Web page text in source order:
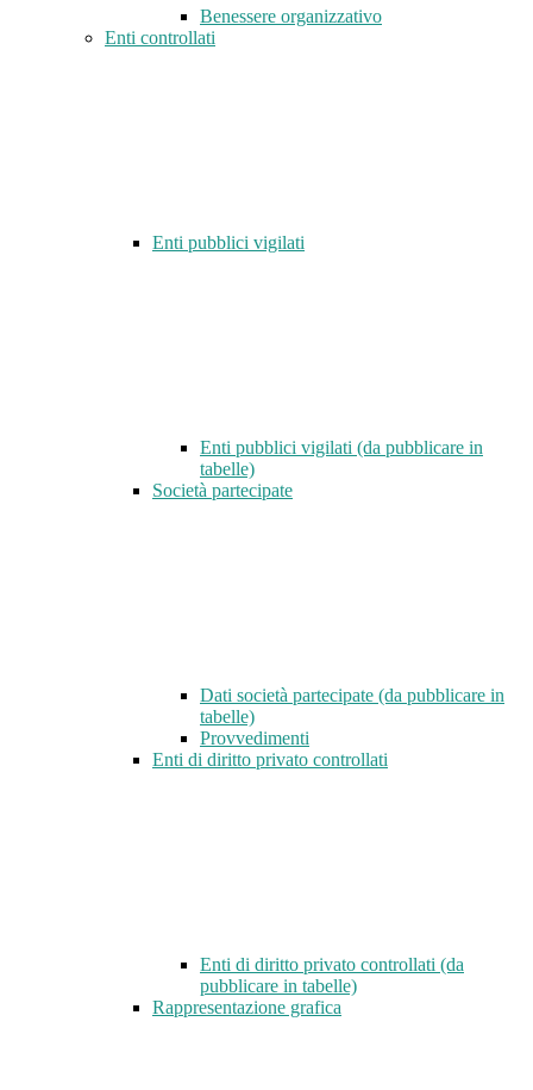
Benessere organizzativo
Enti controllati
Enti pubblici vigilati
Enti pubblici vigilati (da pubblicare in
tabelle)
Società partecipate
Dati società partecipate (da pubblicare in
tabelle)
Provvedimenti
Enti di diritto privato controllati
Enti di diritto privato controllati (da
pubblicare in tabelle)
Rappresentazione grafica